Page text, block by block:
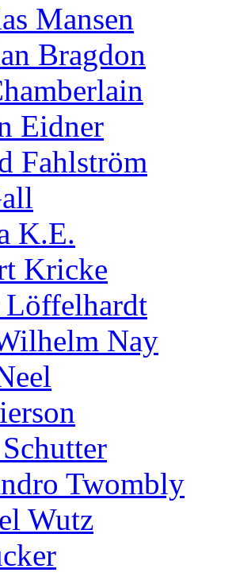
Mansen
Bragdon
Eidner
Fahlström
K.E.
Kricke
Löffelhardt
Nay
Twombly
Wutz